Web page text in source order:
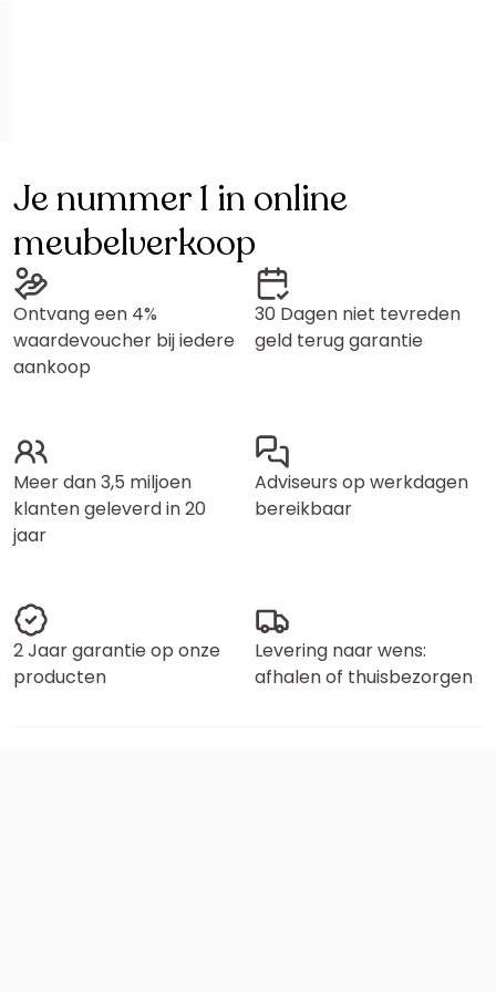
Je nummer 1 in online
meubelverkoop
Ontvang een 4%
waardevoucher bij iedere
aankoop
30 Dagen niet tevreden
geld terug garantie
Meer dan 3,5 miljoen
klanten geleverd in 20
jaar
Adviseurs op werkdagen
bereikbaar
2 Jaar garantie op onze
producten
Levering naar wens:
afhalen of thuisbezorgen